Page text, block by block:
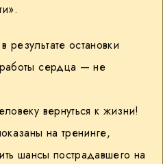
результате остановки
сердца — не
вернуться к жизни!
на тренинге,
шансы пострадавшего на